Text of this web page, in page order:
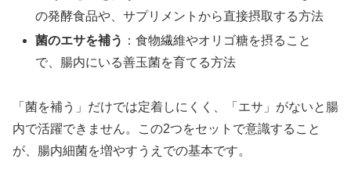
の発酵食品や、サプリメントから直接摂取する方法
菌のエサを補う ：食物繊維やオリゴ糖を摂ること
で、腸内にいる善玉菌を育てる方法
「菌を補う」だけでは定着しにくく、「エサ」がないと腸
内で活躍できません。この2つをセットで意識すること
が、腸内細菌を増やすうえでの基本です。